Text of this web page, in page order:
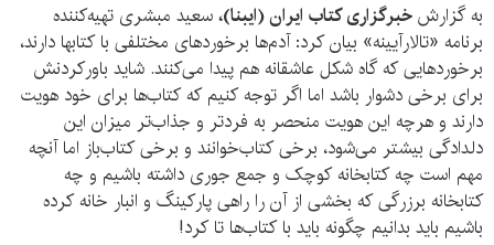
به گزارشخبرگزاری کتاب ایران (ایبنا)،سعید مبشری تهیه‌کننده
برنامه «تالارآیینه» بیان کرد: آدم‌ها برخوردهای مختلفی با کتابها دارند،
برخوردهایی که گاه شکل عاشقانه هم پیدا می‌کنند. شاید باورکردنش
برای برخی دشوار باشد اما اگر توجه کنیم که کتاب‌ها برای خود هویت
دارند و هرچه این هویت منحصر به فردتر و جذاب‌تر میزان این
دلدادگی بیشتر می‌شود، برخی کتاب‌خوانند و برخی کتاب‌باز اما آنچه
مهم است چه کتابخانه کوچک و جمع جوری داشته باشیم و چه
کتابخانه برزرگی که بخشی از آن را راهی پارکینگ و انبار خانه کرده
باشیم باید بدانیم چگونه باید با کتاب‌ها تا کرد!